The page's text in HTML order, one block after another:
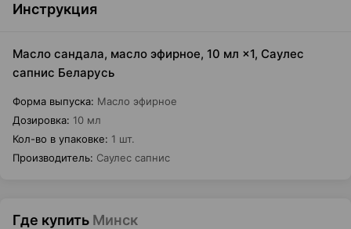
Инструкция
Масло сандала, масло эфирное, 10 мл ×1, Саулес
сапнис Беларусь
Форма выпуска: Масло эфирное
Дозировка: 10 мл
Кол-во в упаковке: 1 шт.
Производитель: Саулес сапнис
Где купить Минск